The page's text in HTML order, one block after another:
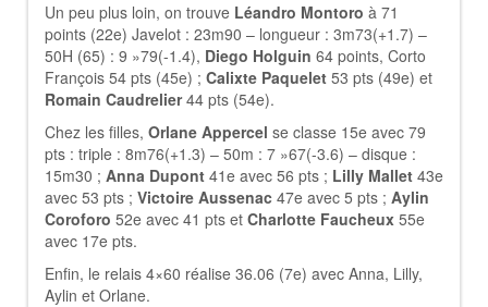
Un peu plus loin, on trouve Léandro Montoro à 71
points (22e) Javelot : 23m90 – longueur : 3m73(+1.7) –
50H (65) : 9 »79(-1.4), Diego Holguin 64 points, Corto
François 54 pts (45e) ; Calixte Paquelet 53 pts (49e) et
Romain Caudrelier44 pts (54e).
Chez les filles, Orlane Appercel se classe 15e avec 79
pts : triple : 8m76(+1.3) – 50m : 7 »67(-3.6) – disque :
15m30 ; Anna Dupont 41e avec 56 pts ; Lilly Mallet 43e
avec 53 pts ; Victoire Aussenac 47e avec 5 pts ; Aylin
Coroforo 52e avec 41 pts et Charlotte Faucheux 55e
avec 17e pts.
Enfin, le relais 4×60 réalise 36.06 (7e) avec Anna, Lilly,
Aylin et Orlane.